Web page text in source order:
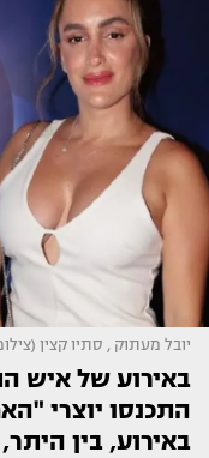
יובל מעתוק , סתיו קצין
באירוע של איש
התכנסו יוצרי
באירוע, בין